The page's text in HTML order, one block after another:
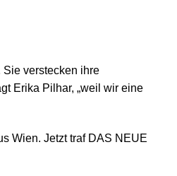
verstecken ihre
Erika Pilhar, „weil wir eine
Wien. Jetzt traf DAS NEUE